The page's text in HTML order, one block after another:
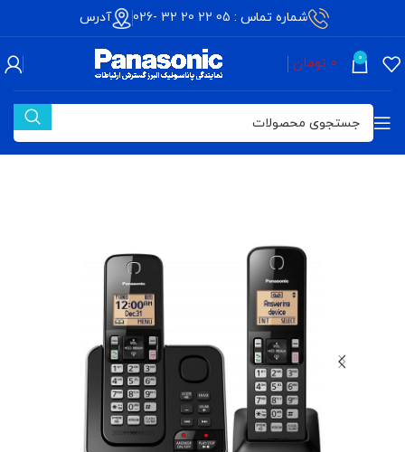
شماره تماس : 05 22 20 32 -026 آدرس
0
0 تومان